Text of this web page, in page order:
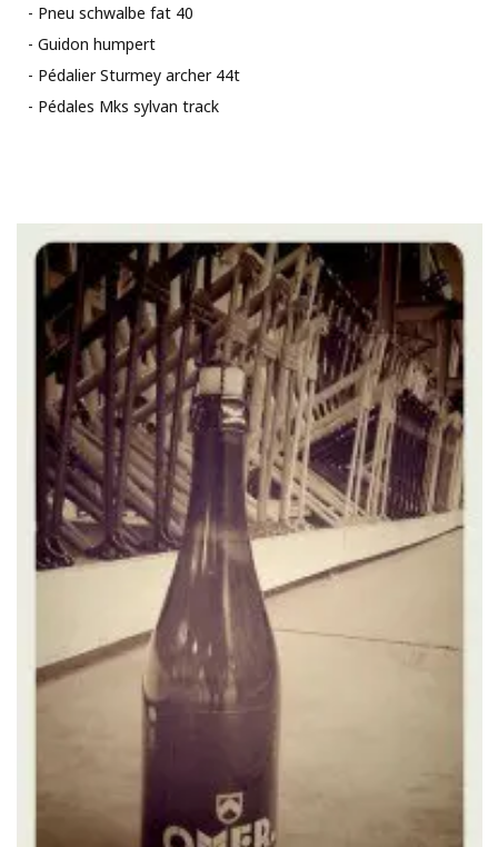
- Pneu schwalbe fat 40
- Guidon humpert
- Pédalier Sturmey archer 44t
- Pédales Mks sylvan track